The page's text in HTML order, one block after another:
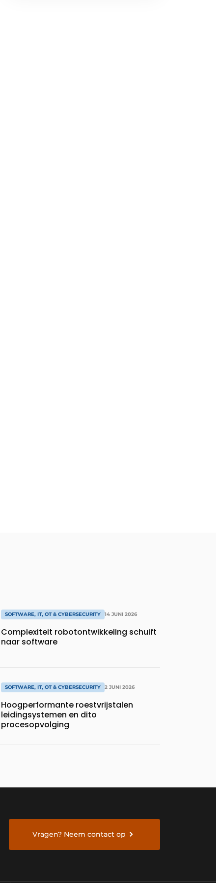
SOFTWARE, IT, OT & CYBERSECURITY 14 JUNI 2026
Complexiteit robotontwikkeling schuift
naar software
SOFTWARE, IT, OT & CYBERSECURITY 2 JUNI 2026
Hoogperformante roestvrijstalen
leidingsystemen en dito
procesopvolging
Vragen? Neem contact op